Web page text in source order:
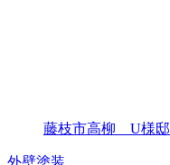
藤枝市高柳 U様邸
外壁塗装